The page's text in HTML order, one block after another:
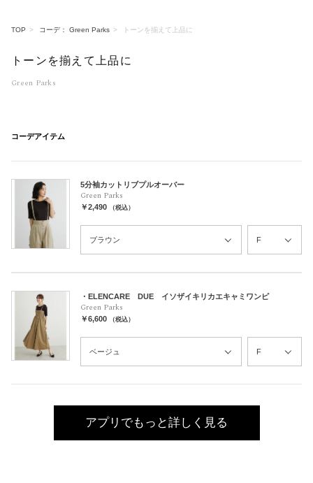
TOP コーデ： Green Parks トーンを揃えて上品に
トーンを揃えて上品に
Green Parks
コーデアイテム
5分袖カットリブプルオーバー
Green Parks
￥2,490 （税込）
・ELENCARE DUE イソザイキリカエキャミワンピ
Green Parks
￥6,600 （税込）
アプリでもっと詳しく見る